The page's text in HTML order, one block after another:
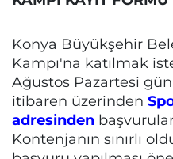
Konya Büyükşehir
Kampı'na katılmak
Ağustos Pazartesi
itibaren üzerinden
adresinden
Kontenjanın sınırlı